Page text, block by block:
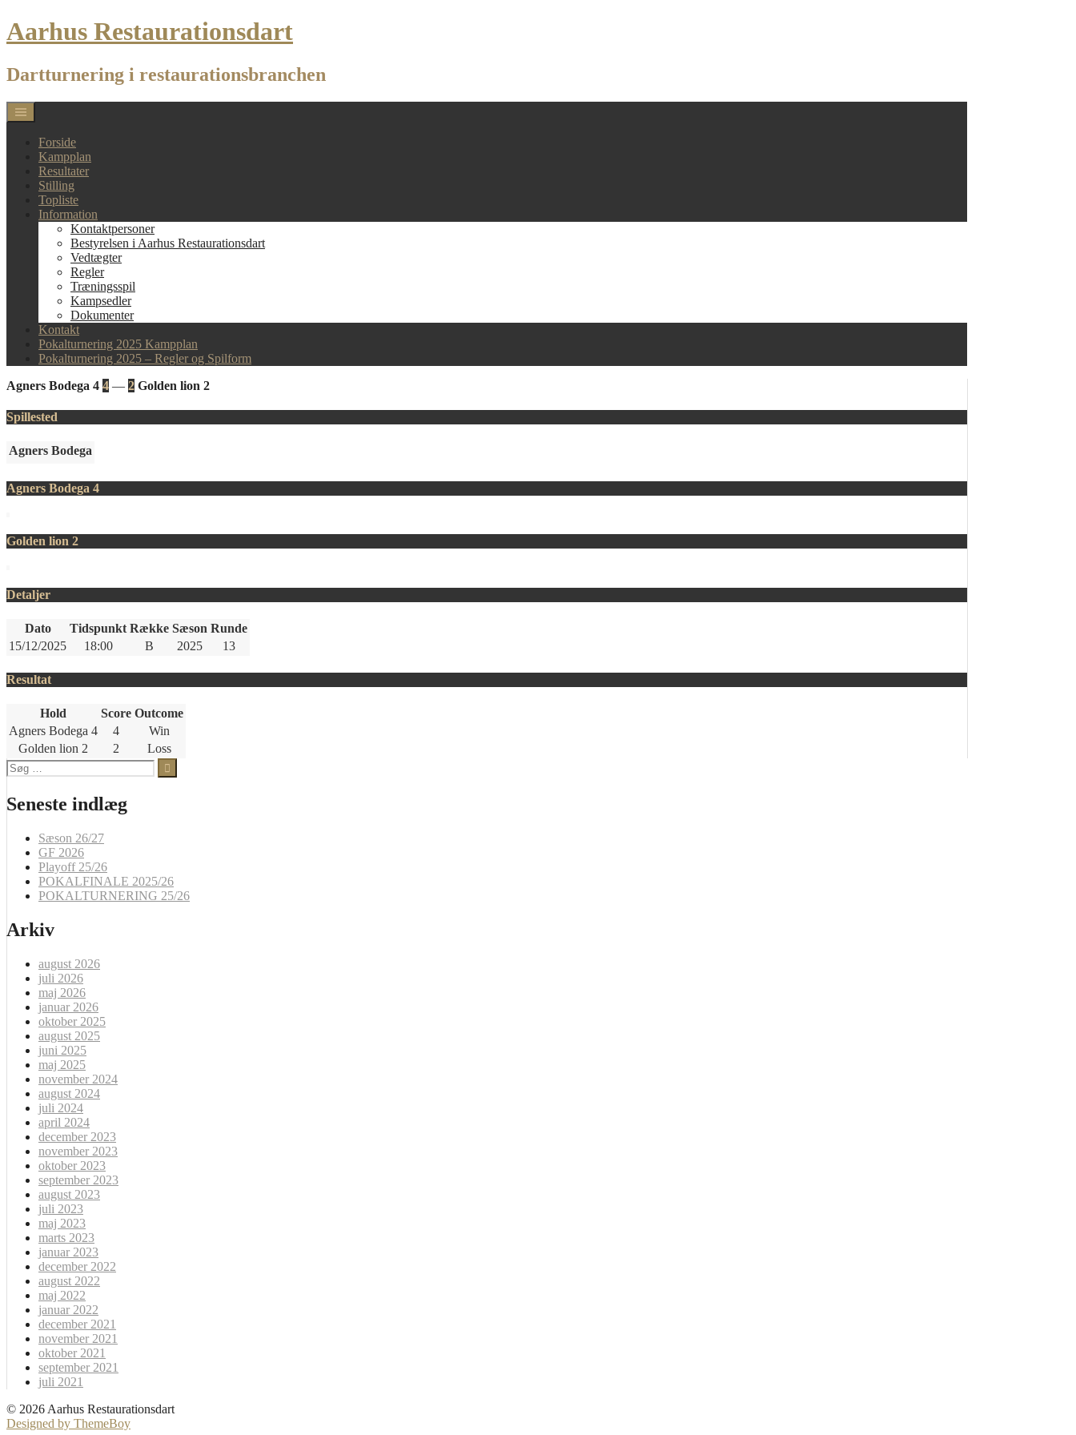
Skip
to
Aarhus Restaurationsdart
Dartturnering i restaurationsbranchen
Forside
Kampplan
Resultater
Stilling
Topliste
Information
Kontaktpersoner
Bestyrelsen i Aarhus Restaurationsdart
Vedtægter
Regler
Træningsspil
Kampsedler
Dokumenter
Kontakt
Pokalturnering 2025 Kampplan
Pokalturnering 2025 – Regler og Spilform
Agners Bodega 4 4 — 2 Golden lion 2
Spillested
Agners Bodega
Agners Bodega 4
Golden lion 2
Detaljer
Dato Tidspunkt Række Sæson Runde
15/12/2025
18:00 B 2025 13
Resultat
Hold Score Outcome
Agners Bodega 4
4
Win
Golden lion 2
2
Loss
Søg
efter:
Seneste indlæg
Sæson 26/27
GF 2026
Playoff 25/26
POKALFINALE 2025/26
POKALTURNERING 25/26
Arkiv
august 2026
juli 2026
maj 2026
januar 2026
oktober 2025
august 2025
juni 2025
maj 2025
november 2024
august 2024
juli 2024
april 2024
december 2023
november 2023
oktober 2023
september 2023
august 2023
juli 2023
maj 2023
marts 2023
januar 2023
december 2022
august 2022
maj 2022
januar 2022
december 2021
november 2021
oktober 2021
september 2021
juli 2021
© 2026 Aarhus Restaurationsdart
Designed by ThemeBoy